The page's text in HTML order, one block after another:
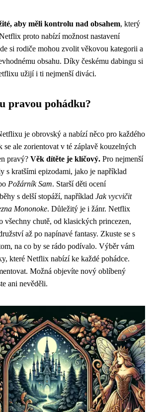
aby měli kontrolu nad obsahem, který
proto nabízí možnost nastavení
si rodiče mohou zvolit věkovou kategorii a
obsahu. Díky českému dabingu si
užijí i ti nejmenší diváci.
pravou pohádku?
je obrovský a nabízí něco pro každého
se ale zorientovat v té záplavě kouzelných
pravý? Věk dítěte je klíčový. Pro nejmenší
s kratšími epizodami, jako je například
Požárník Sam. Starší děti ocení
s delší stopáží, například Jak vycvičit
Mononoke. Důležitý je i žánr. Netflix
všechny chutě, od klasických princezen,
až po napínavé fantasy. Zkuste se s
na co by se rádo podívalo. Výběr vám
které Netflix nabízí ke každé pohádce.
Možná objevíte nový oblíbený
ani nevěděli.